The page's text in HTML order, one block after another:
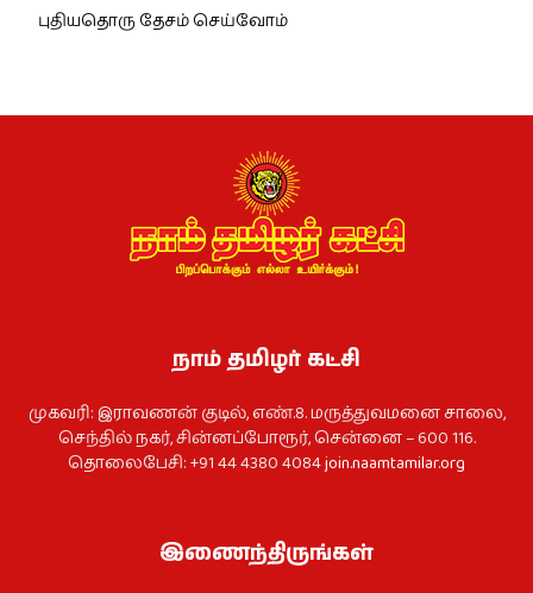
புதியதொரு தேசம் செய்வோம்
நாம் தமிழர் கட்சி
முகவரி: இராவணன் குடில், எண்.8. மருத்துவமனை சாலை,
செந்தில் நகர், சின்னப்போரூர், சென்னை – 600 116.
தொலைபேசி: +91 44 4380 4084join.naamtamilar.org
இணைந்திருங்கள்